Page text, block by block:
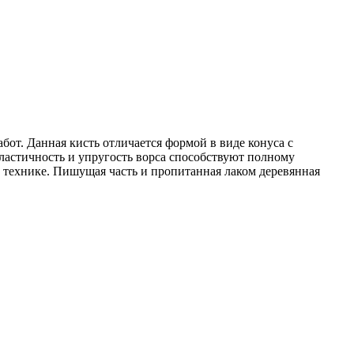
Данная кисть отличается формой в виде конуса с
и упругость ворса способствуют полному
Пишущая часть и пропитанная лаком деревянная